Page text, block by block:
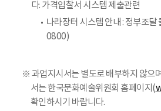
다. 가격입찰서 시스템 제출관련
나라장터 시스템 안내 : 정부조
0800)
※ 과업지시서는 별도로 배부하지 않으
서는 한국문화예술위원회 홈페이지(
확인하시기 바랍니다.